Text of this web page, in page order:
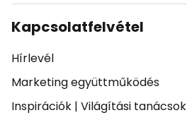
Kapcsolatfelvétel
Hírlevél
Marketing együttműködés
Inspirációk | Világítási tanácsok